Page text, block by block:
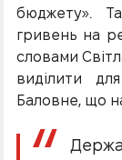
бюджету».
гривень на
словами
виділити
Баловне, що